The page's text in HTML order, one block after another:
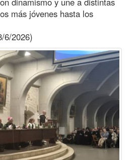
más jóvenes hasta los
6/2026)